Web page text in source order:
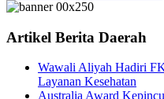
Artikel Berita Daerah
Wawali Aliyah Hadiri
Layanan Kesehatan
Australia Award